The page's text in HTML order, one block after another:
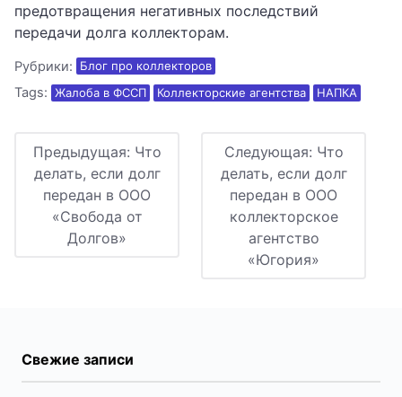
предотвращения негативных последствий
передачи долга коллекторам.
Рубрики: Блог про коллекторов
Tags: Жалоба в ФССП Коллекторские агентства НАПКА
Предыдущая: Что
делать, если долг
передан в ООО
«Свобода от
Долгов»
Следующая: Что
делать, если долг
передан в ООО
коллекторское
агентство
«Югория»
Свежие записи